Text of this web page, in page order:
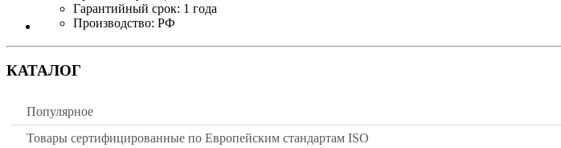
Гарантийный срок: 1 года
Производство: РФ
КАТАЛОГ
Популярное
Товары сертифицированные по Европейским стандартам ISO